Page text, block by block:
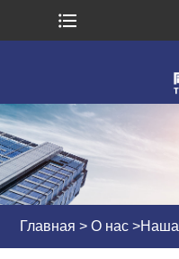
Главная > О нас >Наша